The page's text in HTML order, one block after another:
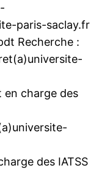
paris-saclay.fr
Recherche :
en charge des
des IATSS